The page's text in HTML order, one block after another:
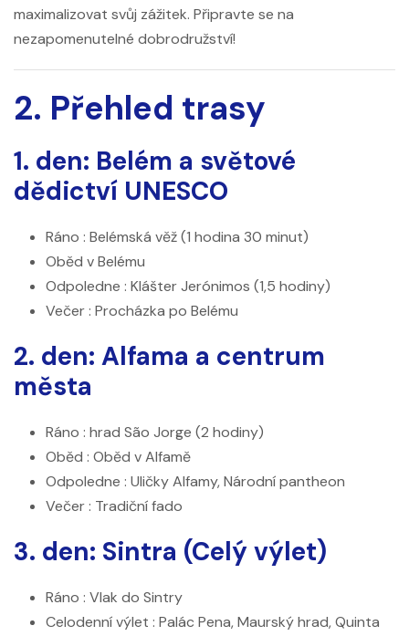
maximalizovat svůj zážitek. Připravte se na
nezapomenutelné dobrodružství!
2. Přehled trasy
1. den: Belém a světové
dědictví UNESCO
Ráno : Belémská věž (1 hodina 30 minut)
Oběd v Belému
Odpoledne : Klášter Jerónimos (1,5 hodiny)
Večer: Procházka po Belému
2. den: Alfama a centrum
města
Ráno : hrad São Jorge (2 hodiny)
Oběd : Oběd v Alfamě
Odpoledne : Uličky Alfamy, Národní pantheon
Večer: Tradiční fado
3. den: Sintra (Celý výlet)
Ráno : Vlak do Sintry
Celodenní výlet : Palác Pena, Maurský hrad, Quinta